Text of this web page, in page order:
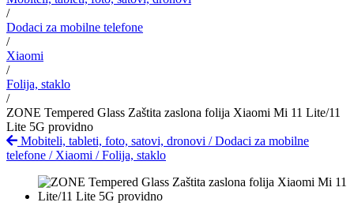
/
Dodaci za mobilne telefone
/
Xiaomi
/
Folija, staklo
/
ZONE Tempered Glass Zaštita zaslona folija Xiaomi Mi 11 Lite/11
Lite 5G providno
Mobiteli, tableti, foto, satovi, dronovi /Dodaci za mobilne
telefone / Xiaomi /Folija, staklo